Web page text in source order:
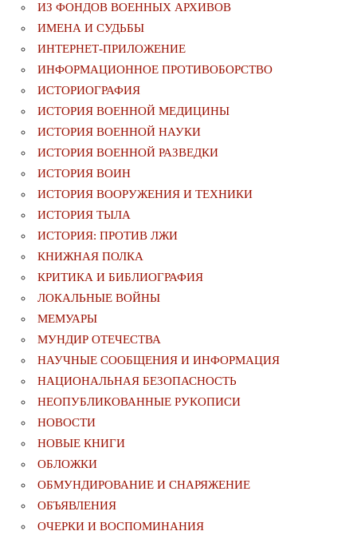
ИЗ ФОНДОВ ВОЕННЫХ АРХИВОВ
ИМЕНА И СУДЬБЫ
ИНТЕРНЕТ-ПРИЛОЖЕНИЕ
ИНФОРМАЦИОННОЕ ПРОТИВОБОРСТВО
ИСТОРИОГРАФИЯ
ИСТОРИЯ ВОЕННОЙ МЕДИЦИНЫ
ИСТОРИЯ ВОЕННОЙ НАУКИ
ИСТОРИЯ ВОЕННОЙ РАЗВЕДКИ
ИСТОРИЯ ВОИН
ИСТОРИЯ ВООРУЖЕНИЯ И ТЕХНИКИ
ИСТОРИЯ ТЫЛА
ИСТОРИЯ: ПРОТИВ ЛЖИ
КНИЖНАЯ ПОЛКА
КРИТИКА И БИБЛИОГРАФИЯ
ЛОКАЛЬНЫЕ ВОЙНЫ
МЕМУАРЫ
МУНДИР ОТЕЧЕСТВА
НАУЧНЫЕ СООБЩЕНИЯ И ИНФОРМАЦИЯ
НАЦИОНАЛЬНАЯ БЕЗОПАСНОСТЬ
НЕОПУБЛИКОВАННЫЕ РУКОПИСИ
НОВОСТИ
НОВЫЕ КНИГИ
ОБЛОЖКИ
ОБМУНДИРОВАНИЕ И СНАРЯЖЕНИЕ
ОБЪЯВЛЕНИЯ
ОЧЕРКИ И ВОСПОМИНАНИЯ